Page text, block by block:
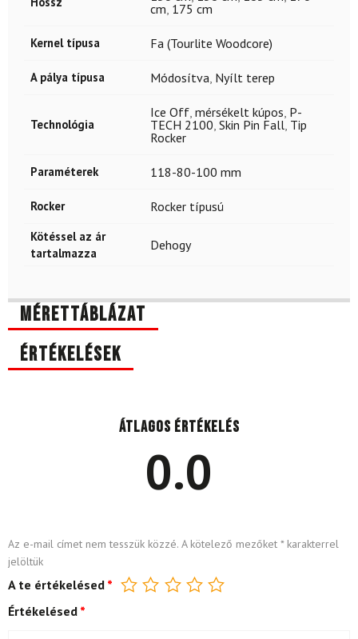
cm 175 cm
Kernel típusa Fa (Tourlite Woodcore)
A pálya típusa Módosítva Nyílt terep
Technológia
Ice Off mérsékelt kúpos P-
TECH 2100 Skin Pin Fall Tip
Rocker
Paraméterek 118-80-100 mm
Rocker Rocker típusú
Kötéssel az ár
tartalmazza
Dehogy
Mérettáblázat
Értékelések
Átlagos értékelés
0.0
Az e-mail címet nem tesszük közzé. A kötelező mezőket *karakterrel
jelöltük
A te értékelésed *
Értékelésed *